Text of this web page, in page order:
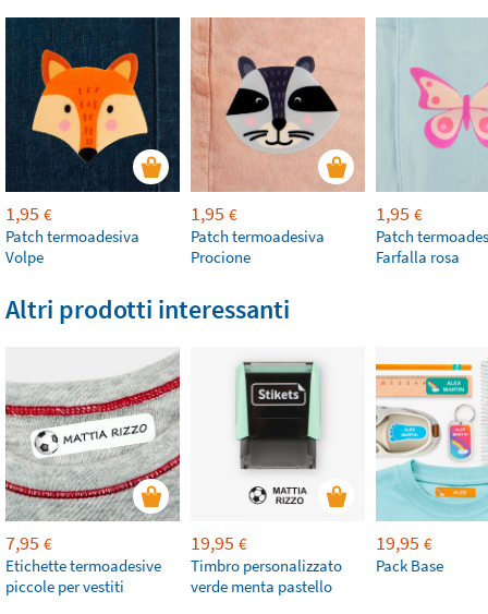
1,95 €
Patch termoadesiva
Volpe
1,95 €
Patch termoadesiva
Procione
1,95 €
Patch
Farfalla rosa
Altri prodotti interessanti
7,95 €
Etichette termoadesive
piccole per vestiti
19,95 €
Timbro personalizzato
verde menta pastello
19,95 €
Pack Base